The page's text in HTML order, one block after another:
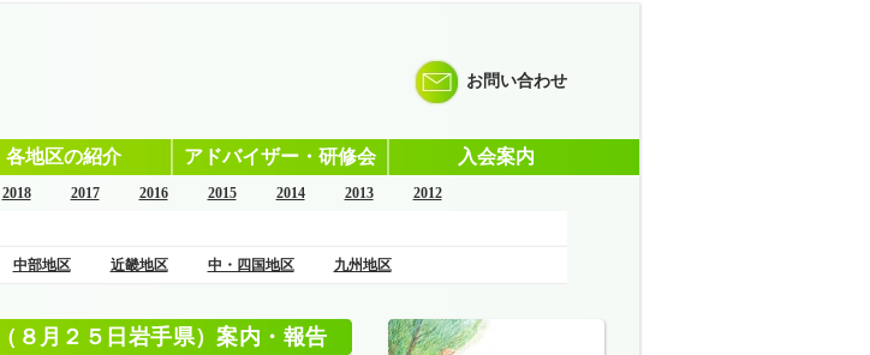
お問い合わせ
各地区の紹介 アドバイザー・研修会 入会案内
2018 2017 2016 2015 2014 2013 2012
中部地区 近畿地区 中・四国地区 九州地区
８月２５日岩手県）案内・報告